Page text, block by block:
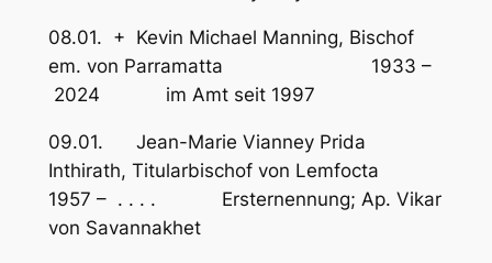
08.01. + Kevin Michael Manning, Bischof
em. von Parramatta 1933 –
2024 im Amt seit 1997
09.01. Jean-Marie Vianney Prida
Inthirath, Titularbischof von Lemfocta
1957 – . . . . Ersternennung; Ap. Vikar
von Savannakhet